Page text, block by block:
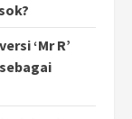
‘Mr R’